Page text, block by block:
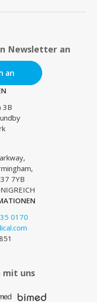
Newsletter an
an
3B
7YB
0170
mit uns